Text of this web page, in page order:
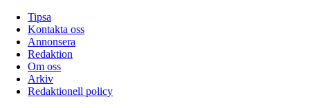
Tipsa
Kontakta oss
Annonsera
Redaktion
Om oss
Arkiv
Redaktionell policy